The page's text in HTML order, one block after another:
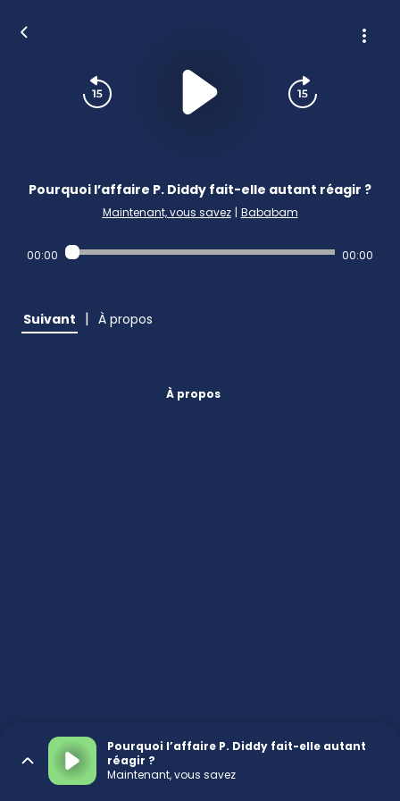
Pourquoi l’affaire P. Diddy fait-elle autant réagir ?
Maintenant, vous savez | Bababam
00:00 00:00
Suivant | À propos
À propos
Pourquoi l’affaire P. Diddy fait-elle autant
réagir ?
Maintenant, vous savez